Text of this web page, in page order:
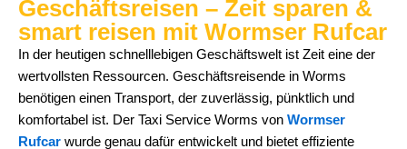
Geschäftsreisen – Zeit sparen &
smart reisen mit Wormser Rufcar
In der heutigen schnelllebigen Geschäftswelt ist Zeit eine der
wertvollsten Ressourcen. Geschäftsreisende in Worms
benötigen einen Transport, der zuverlässig, pünktlich und
komfortabel ist. Der Taxi Service Worms von Wormser
Rufcar wurde genau dafür entwickelt und bietet effiziente